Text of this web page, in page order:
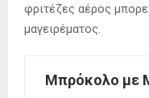
φριτέζες αέρος
μαγειρέματος.
Μπρόκολο με